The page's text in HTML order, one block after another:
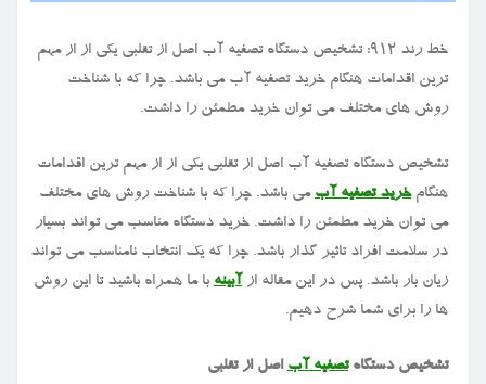
خط رند ۹۱۲: تشخیص دستگاه تصفیه آب اصل از تقلبی یکی از از مهم
ترین اقدامات هنگام خرید تصفیه آب می باشد. چرا که با شناخت
روش های مختلف می توان خرید مطمئن را داشت.
تشخیص دستگاه تصفیه آب اصل از تقلبی یکی از از مهم ترین اقدامات
هنگامخرید تصفیه آبمی باشد. چرا که با شناخت روش های مختلف
می توان خرید مطمئن را داشت. خرید دستگاه مناسب می تواند بسیار
در سلامت افراد تاثیر گذار باشد. چرا که یک انتخاب نامناسب می تواند
زیان بار باشد. پس در این مقاله از آبینه با ما همراه باشید تا این روش
ها را برای شما شرح دهیم.
تشخیص دستگاهتصفیه آب اصل از تقلبی